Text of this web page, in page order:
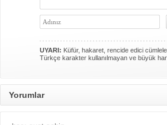
UYARI: Küfür, hakaret, rencide edici
Türkçe karakter kullanılmayan ve büyük
Yorumlar